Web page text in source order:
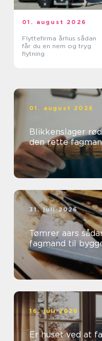
01. august 2026
Flyttefirma århus sådan
får du en nem og tryg
flytning
01. august 2026
Blikkenslager rødovre sådan
den rette
31. juli 2026
Tømrer aars sådan vælger du den rigtige
fagmand til
16. juli 2026
Er huset ved at